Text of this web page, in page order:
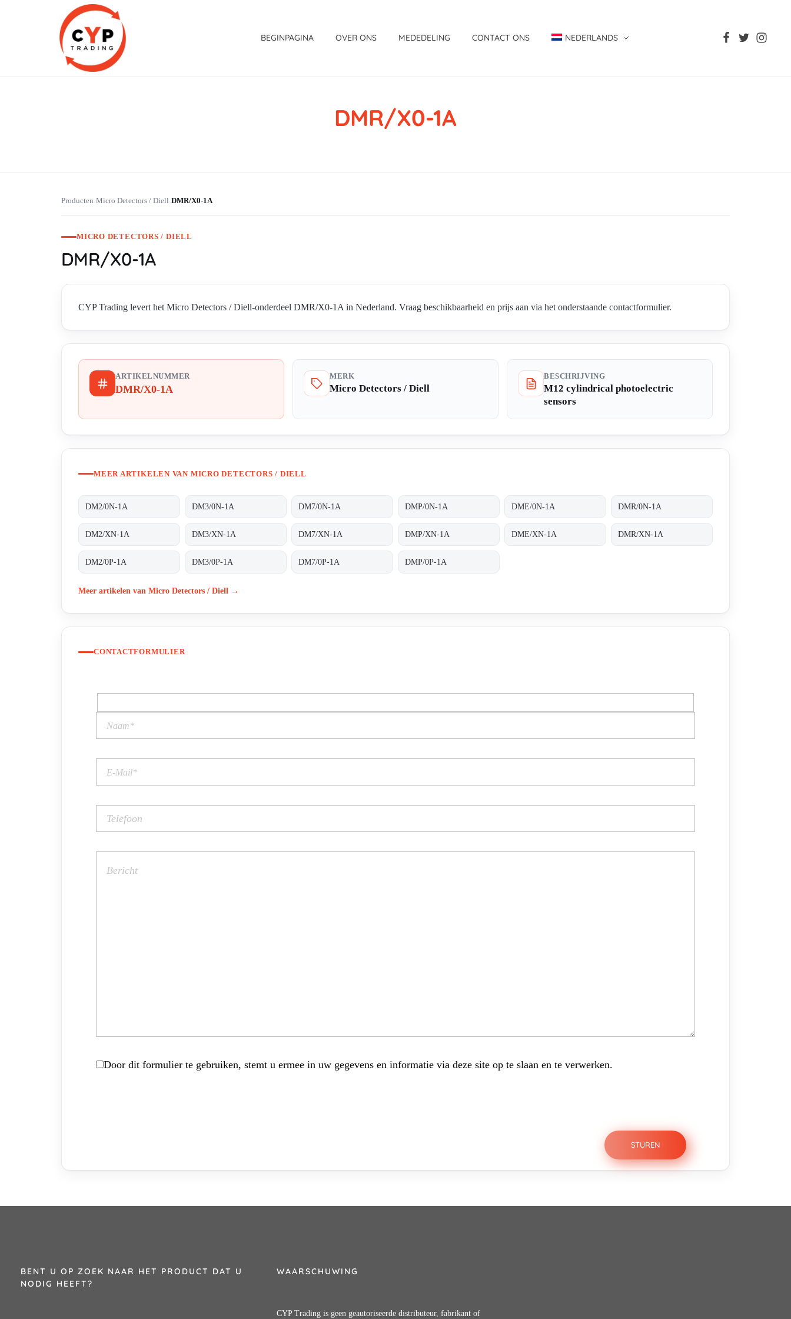
BEGINPAGINA OVER ONS MEDEDELING CONTACT ONS NEDERLANDS
DMR/X0-1A
Producten›Micro Detectors / Diell›DMR/X0-1A
MICRO DETECTORS / DIELL
DMR/X0-1A
CYP Trading levert het Micro Detectors / Diell-onderdeel DMR/X0-1A in Nederland. Vraag beschikbaarheid en prijs aan via het onderstaande contactformulier.
ARTIKELNUMMER
DMR/X0-1A
MERK
Micro Detectors / Diell
BESCHRIJVING
M12 cylindrical photoelectric
sensors
MEER ARTIKELEN VAN MICRO DETECTORS / DIELL
DM2/0N-1A DM3/0N-1A DM7/0N-1A DMP/0N-1A DME/0N-1A DMR/0N-1A
DM2/XN-1A DM3/XN-1A DM7/XN-1A DMP/XN-1A DME/XN-1A DMR/XN-1A
DM2/0P-1A DM3/0P-1A DM7/0P-1A DMP/0P-1A
Meer artikelen van Micro Detectors / Diell →
CONTACTFORMULIER
Door dit formulier te gebruiken, stemt u ermee in uw gegevens en informatie via deze site op te slaan en te verwerken.
BENT U OP ZOEK NAAR HET PRODUCT DAT U
NODIG HEEFT?
WAARSCHUWING
CYP Trading is geen geautoriseerde distributeur, fabrikant of